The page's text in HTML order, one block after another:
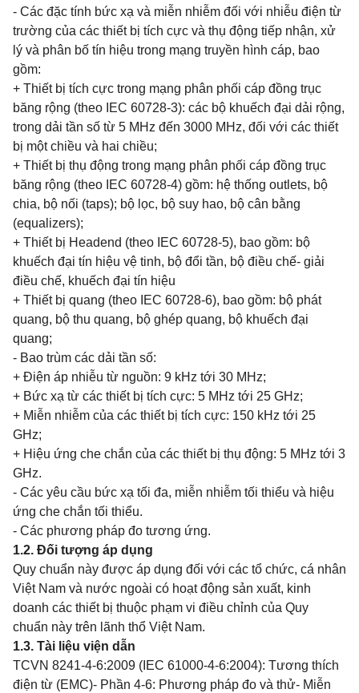
- Các đặc tính bức xạ và miễn nhiễm đối với nhiễu điện từ
trường của các thiết bị tích cực và thụ động tiếp nhận, xử
lý và phân bố tín hiệu trong mạng truyền hình cáp, bao
gồm:
+ Thiết bị tích cực trong mạng phân phối cáp đồng trục
băng rộng (theo IEC 60728-3): các bộ khuếch đại dải rộng,
trong dải tần số từ 5 MHz đến 3000 MHz, đối với các thiết
bị một chiều và hai chiều;
+ Thiết bị thụ động trong mạng phân phối cáp đồng trục
băng rộng (theo IEC 60728-4) gồm: hệ thống outlets, bộ
chia, bộ nối (taps); bộ lọc, bộ suy hao, bộ cân bằng
(equalizers);
+ Thiết bị Headend (theo IEC 60728-5), bao gồm: bộ
khuếch đại tín hiệu vệ tinh, bộ đổi tần, bộ điều chế- giải
điều chế, khuếch đại tín hiệu
+ Thiết bị quang (theo IEC 60728-6), bao gồm: bộ phát
quang, bộ thu quang, bộ ghép quang, bộ khuếch đại
quang;
- Bao trùm các dải tần số:
+ Điện áp nhiễu từ nguồn: 9 kHz tới 30 MHz;
+ Bức xạ từ các thiết bị tích cực: 5 MHz tới 25 GHz;
+ Miễn nhiễm của các thiết bị tích cực: 150 kHz tới 25
GHz;
+ Hiệu ứng che chắn của các thiết bị thụ động: 5 MHz tới 3
GHz.
- Các yêu cầu bức xạ tối đa, miễn nhiễm tối thiểu và hiệu
ứng che chắn tối thiểu.
- Các phương pháp đo tương ứng.
1.2. Đối tượng áp dụng
Quy chuẩn này được áp dụng đối với các tổ chức, cá nhân
Việt Nam và nước ngoài có hoạt động sản xuất, kinh
doanh các thiết bị thuộc phạm vi điều chỉnh của Quy
chuẩn này trên lãnh thổ Việt Nam.
1.3. Tài liệu viện dẫn
TCVN 8241-4-6:2009 (IEC 61000-4-6:2004): Tương thích
điện từ (EMC)- Phần 4-6: Phương pháp đo và thử- Miễn